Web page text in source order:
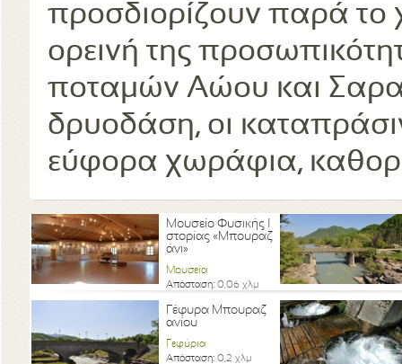
προσδιορίζουν παρά το
ορεινή της
ποταμών Αώου και
δρυοδάση, οι
εύφορα χωράφια,
Μουσείο Φυσικής Ι
στορίας «Μπουραζ
άνι»
Μουσεία
Απόσταση: 0,06 χλμ
Γέφυρα Μπουραζ
ανίου
Γεφύρια
Απόσταση: 0,2 χλμ